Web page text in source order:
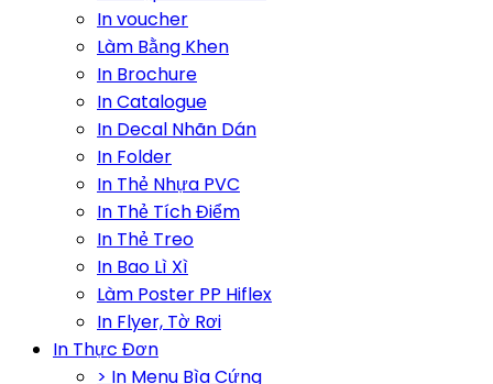
In voucher
Làm Bằng Khen
In Brochure
In Catalogue
In Decal Nhãn Dán
In Folder
In Thẻ Nhựa PVC
In Thẻ Tích Điểm
In Thẻ Treo
In Bao Lì Xì
Làm Poster PP Hiflex
In Flyer, Tờ Rơi
In Thực Đơn
> In Menu Bìa Cứng